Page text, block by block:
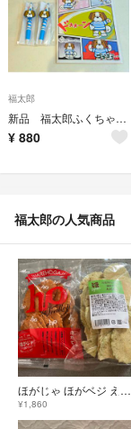
福太郎
新品 福太郎ふくちゃん ボールペン2本＋ノート セット
¥ 880
福太郎の人気商品
ほがじゃ ほがベジ えだまめ2点セット
¥1,860